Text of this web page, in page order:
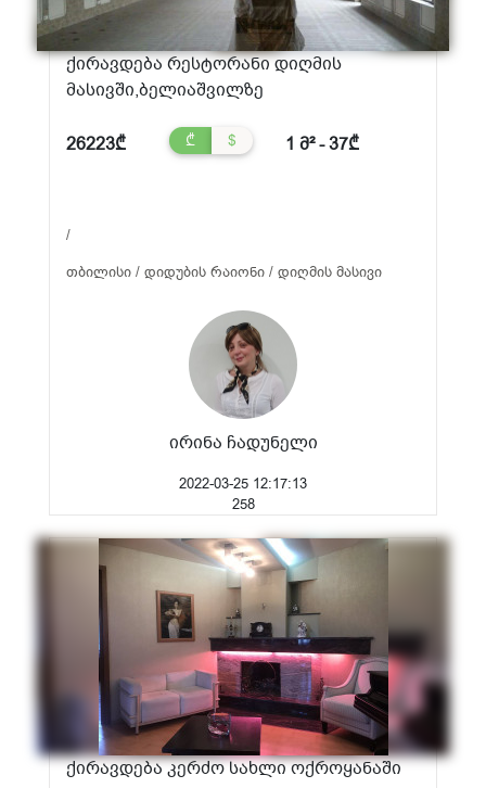
ქირავდება რესტორანი დიღმის
მასივში,ბელიაშვილზე
26223₾ ₾ $ 1 მ² - 37₾
/
თბილისი / დიდუბის რაიონი / დიღმის მასივი
ირინა ჩადუნელი
2022-03-25 12:17:13
258
ქირავდება კერძო სახლი ოქროყანაში